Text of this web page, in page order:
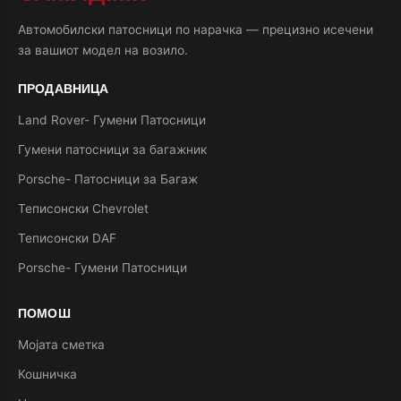
Автомобилски патосници по нарачка — прецизно исечени
за вашиот модел на возило.
ПРОДАВНИЦА
Land Rover- Гумени Патосници
Гумени патосници за багажник
Porsche- Патосници за Багаж
Теписонски Chevrolet
Теписонски DAF
Porsche- Гумени Патосници
ПОМОШ
Мојата сметка
Кошничка